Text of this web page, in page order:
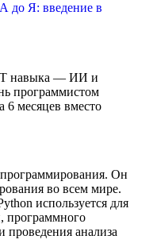
до Я: введение в
навыка — ИИ и
программистом
6 месяцев вместо
Он
во всем мире.
используется для
программного
проведения анализа